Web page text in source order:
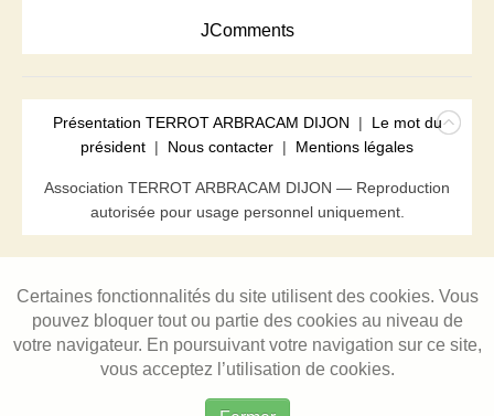
JComments
Présentation TERROT ARBRACAM DIJON | Le mot du
président | Nous contacter | Mentions légales
Association TERROT ARBRACAM DIJON — Reproduction
autorisée pour usage personnel uniquement.
Certaines fonctionnalités du site utilisent des cookies. Vous
pouvez bloquer tout ou partie des cookies au niveau de
votre navigateur. En poursuivant votre navigation sur ce site,
vous acceptez l’utilisation de cookies.